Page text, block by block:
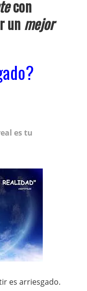
con
unmejor
es tu
es arriesgado.